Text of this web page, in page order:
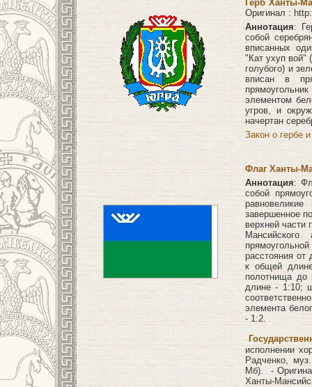
Герб Ханты-
Оригинал :
Аннотация:
собой
вписанных
"Кат ухуп вой"
голубого) и
вписан в
элементом
угров, и
начертан
Закон о гербе
Флаг Ханты-
Аннотация:
собой
завершенное
верхней части
расстояния от
к общей
полотнища до
длине - 1:10;
элемента
- 1:2.
исполнении
Радченко,
Мб). -
Ханты-